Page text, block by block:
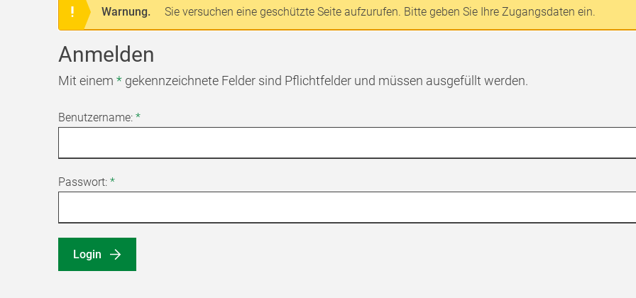
Warnung. Sie versuchen eine geschützte Seite aufzurufen. Bitte geben Sie Ihre Zugangsdaten ein.
Anmelden
Mit einem * gekennzeichnete Felder sind Pflichtfelder und müssen ausgefüllt werden.
Benutzername: *
Passwort: *
Login